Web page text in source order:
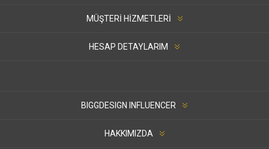
MÜŞTERI HIZMETLERI
HESAP DETAYLARIM
BIGGDESIGN INFLUENCER
HAKKIMIZDA